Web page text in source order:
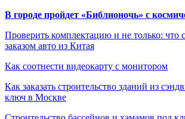
В городе пройдет «Библионочь» с
Проверить комплектацию и не только: что
заказом авто из Китая
Как соотнести видеокарту с монитором
Как заказать строительство зданий из
ключ в Москве